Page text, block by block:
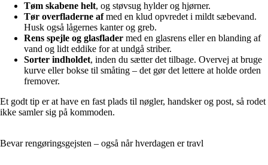
Tøm skabene helt, og støvsug hylder og hjørner.
Tør overfladerne afmed en klud opvredet i mildt sæbevand.
Husk også lågernes kanter og greb.
Rens spejle og glasflader med en glasrens eller en blanding af
vand og lidt eddike for at undgå striber.
Sorter indholdet, inden du sætter det tilbage. Overvej at bruge
kurve eller bokse til småting – det gør det lettere at holde orden
fremover.
Et godt tip er at have en fast plads til nøgler, handsker og post, så rodet
ikke samler sig på kommoden.
Bevar rengøringsgejsten – også når hverdagen er travl